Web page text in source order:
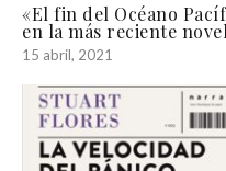
«El fin del Océano
en la más reciente
15 abril, 2021